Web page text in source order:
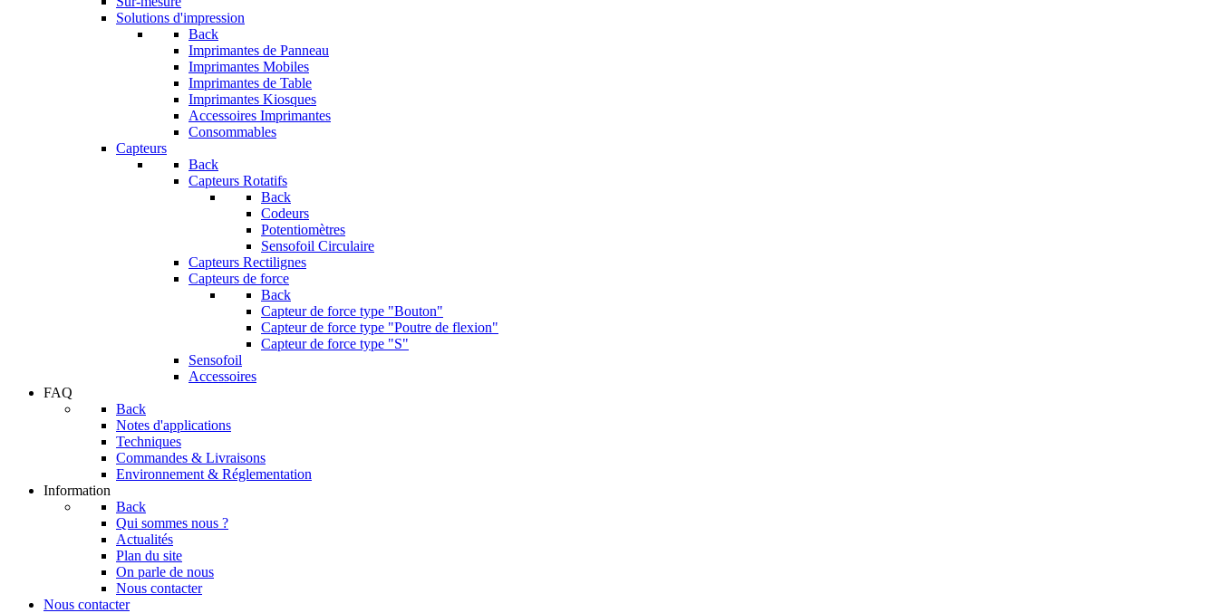
Solutions d'impression
Back
Imprimantes de Panneau
Imprimantes Mobiles
Imprimantes de Table
Imprimantes Kiosques
Accessoires Imprimantes
Consommables
Capteurs
Back
Capteurs Rotatifs
Back
Codeurs
Potentiomètres
Sensofoil Circulaire
Capteurs Rectilignes
Capteurs de force
Back
Capteur de force type "Bouton"
Capteur de force type "Poutre de flexion"
Capteur de force type "S"
Sensofoil
Accessoires
FAQ
Back
Notes d'applications
Techniques
Commandes & Livraisons
Environnement & Réglementation
Information
Back
Qui sommes nous ?
Actualités
Plan du site
On parle de nous
Nous contacter
Nous contacter